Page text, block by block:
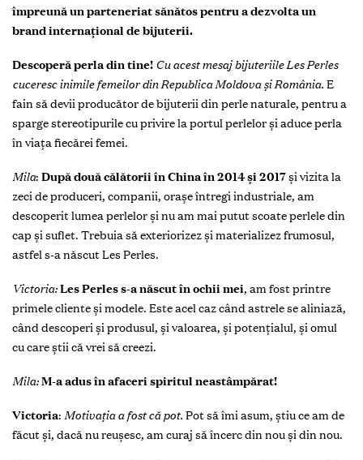
împreună un parteneriat sănătos pentru a dezvolta un
brand internațional de bijuterii.
Descoperă perla din tine! Cu acest mesaj bijuteriile Les Perles
cuceresc inimile femeilor din Republica Moldova și România. E
fain să devii producător de bijuterii din perle naturale, pentru a
sparge stereotipurile cu privire la portul perlelor și aduce perla
în viața fiecărei femei.
Mila: După două călătorii în China în 2014 și 2017și vizita la
zeci de produceri, companii, orașe întregi industriale, am
descoperit lumea perlelor și nu am mai putut scoate perlele din
cap și suflet. Trebuia să exteriorizez și materializez frumosul,
astfel s-a născut Les Perles.
Victoria:Les Perles s-a născut în ochii mei, am fost printre
primele cliente și modele. Este acel caz când astrele se aliniază,
când descoperi și produsul, și valoarea, și potențialul, și omul
cu care știi că vrei să creezi.
Mila:M-a adus în afaceri spiritul neastâmpărat!
Victoria: Motivația a fost că pot. Pot să îmi asum, știu ce am de
făcut și, dacă nu reușesc, am curaj să încerc din nou și din nou.